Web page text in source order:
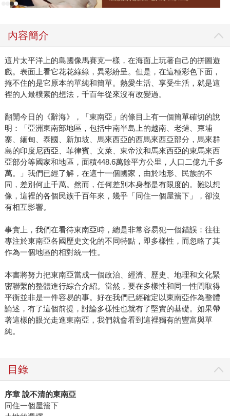
內容簡介
這片太平洋上的島國像馬賽克一樣，在海面上玩著自己的拼圖遊
戲。表面上看它花花綠綠，異彩紛呈。但是，在這種彩色下面，
掩不住的是它原本的單純和簡單。熱愛生活、享受生活，就是這
裡的人最樸素的想法，千百年從來沒有改變過。
翻開今日的《辭海》，「東南亞」的條目上有一個簡單確切的說
明：「亞洲東南部地區，包括中南半島上的越南、老撾、柬埔
寨、緬甸、泰國、新加坡、馬來西亞的西馬來西亞部分，馬來群
島的印度尼西亞、菲律賓、文萊、東帝汶和馬來西亞的東馬來西
亞部分等國家和地區，面積448.6萬餘平方公里，人口二億九千多
萬。」我們已經了解，在這十一個國家，由於地形、民族的不
同，差別何止千萬。然而，任何差別本身都是有限度的。難以想
像，這裡的各個民族千百年來，幾乎「同住一個屋簷下」，卻沒
有相互影響。
事實上，我們在看待東南亞時，總是非常容易犯一個錯誤：往往
專注於東南亞各國歷史文化的不同特點，即多樣性，而忽略了其
作為一個地區的相對統一性。
本書將努力把東南亞當成一個政治、經濟、歷史、地理和文化緊
密聯繫的整體進行綜合介紹。當然，要在多樣性和同一性間取得
平衡並非是一件容易的事。好在我們已經確定以東南亞作為整體
論述，有了這個前提，討論多樣性也就有了堅實的基礎。如果帶
著這樣的眼光走進東南亞，我們就會看到這裡獨有的豐富與單
純。
目錄
序章 說不清的東南亞
同住一個屋簷下